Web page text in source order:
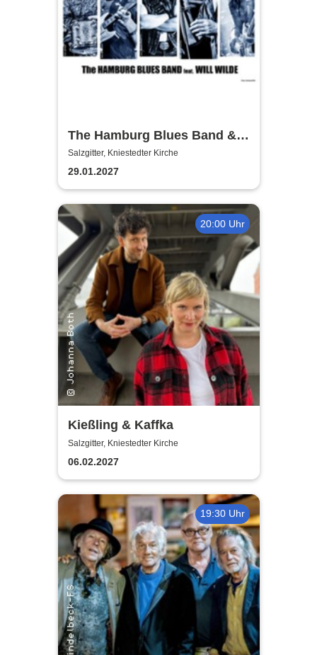
The Hamburg Blues Band &
Friends
Salzgitter, Kniestedter Kirche
29.01.2027
20:00 Uhr
Kießling & Kaffka
Salzgitter, Kniestedter Kirche
06.02.2027
19:30 Uhr